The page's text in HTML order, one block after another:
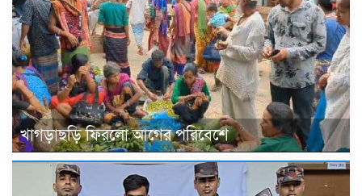
খাগড়াছড়ি ফিরলো আগের পরিবেশে